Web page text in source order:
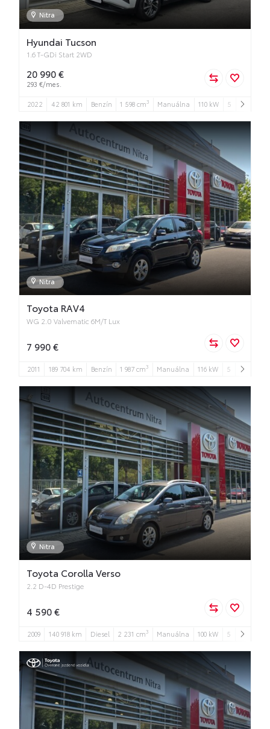
Nitra
Hyundai Tucson
1.6 T-GDi Start 2WD
20 990 €
293 €/mes.
2022 42 801 km Benzín 1 598 cm3 Manuálna 110 kW 5 5
Nitra
Toyota RAV4
WG 2.0 Valvematic 6M/T Lux
7 990 €
2011 189 704 km Benzín 1 987 cm3 Manuálna 116 kW 5 5
Nitra
Toyota Corolla Verso
2.2 D-4D Prestige
4 590 €
2009 140 918 km Diesel 2 231 cm3 Manuálna 100 kW 5 5